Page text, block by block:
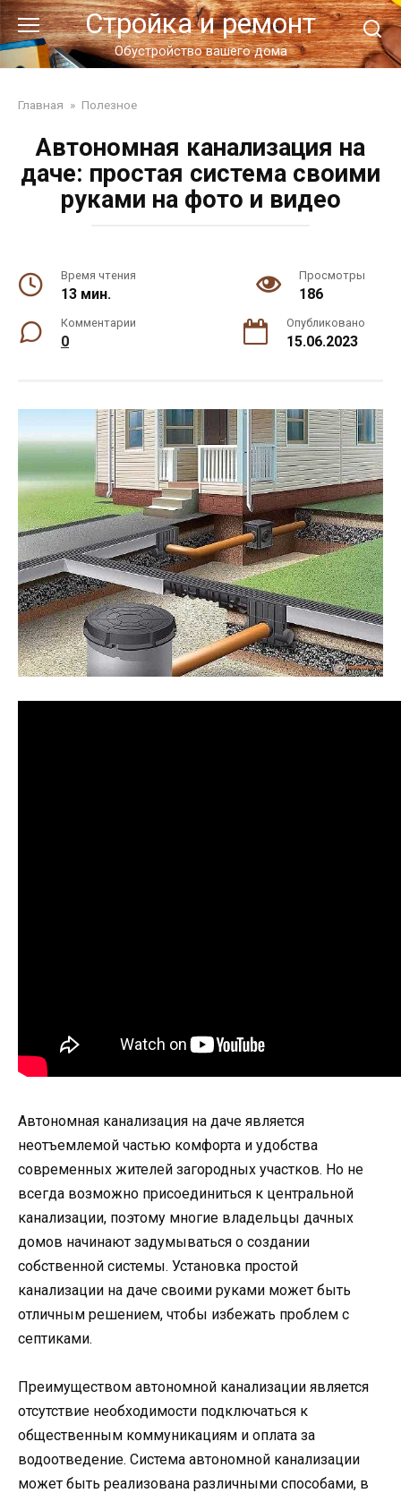
Перейти
к
контенту
Стройка и ремонт
Обустройство вашего дома
Главная » Полезное
Автономная канализация на
даче: простая система своими
руками на фото и видео
Время чтения
13 мин.
Просмотры
186
Комментарии
0
Опубликовано
15.06.2023
Автономная канализация на даче является
неотъемлемой частью комфорта и удобства
современных жителей загородных участков. Но не
всегда возможно присоединиться к центральной
канализации, поэтому многие владельцы дачных
домов начинают задумываться о создании
собственной системы. Установка простой
канализации на даче своими руками может быть
отличным решением, чтобы избежать проблем с
септиками.
Преимуществом автономной канализации является
отсутствие необходимости подключаться к
общественным коммуникациям и оплата за
водоотведение. Система автономной канализации
может быть реализована различными способами, в